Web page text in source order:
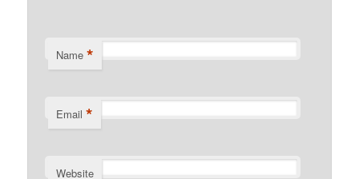
Name *
Email *
Website